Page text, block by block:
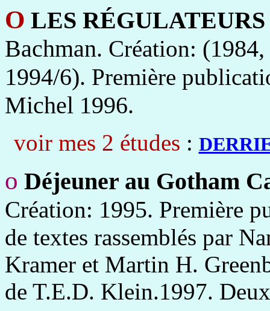
O LES RÉGULATEURS
Bachman. Création:
1994/6). Première
Michel 1996.
voir mes 2 études :
o Déjeuner au Gotham
Création: 1995. Première
de textes rassemblés par
Kramer et Martin H.
de T.E.D. Klein.1997.